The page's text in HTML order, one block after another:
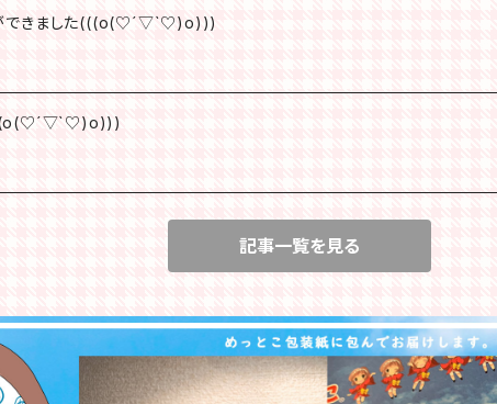
ができました(((o(♡´▽`♡)o)))
(((o(♡´▽`♡)o)))
記事一覧を見る